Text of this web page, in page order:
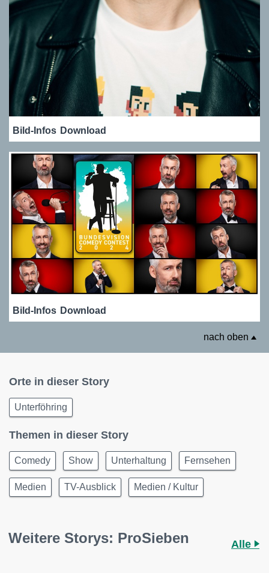
Bild-Infos Download
Bild-Infos Download
nach oben
Orte in dieser Story
Unterföhring
Themen in dieser Story
Comedy Show Unterhaltung Fernsehen
Medien TV-Ausblick Medien / Kultur
Weitere Storys: ProSieben Alle